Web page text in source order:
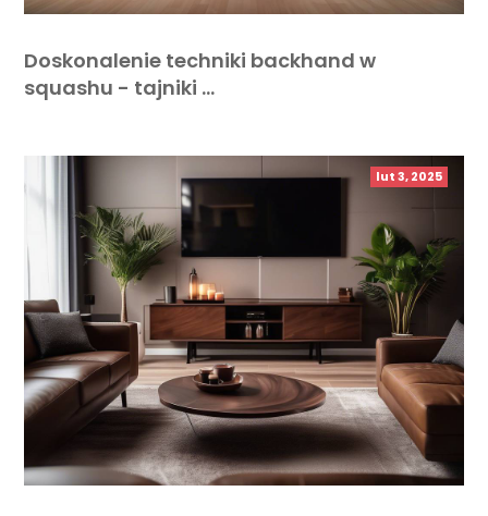
Doskonalenie techniki backhand w
squashu - tajniki …
lut 3, 2025